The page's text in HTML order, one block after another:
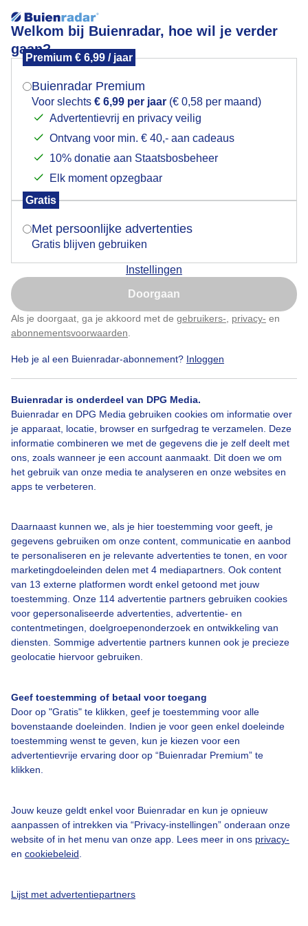
Welkom bij Buienradar, hoe wil je verder
gaan?
Premium € 6,99 / jaar
Buienradar Premium
Voor slechts € 6,99 per jaar (€ 0,58 per maand)
Advertentievrij en privacy veilig
Ontvang voor min. € 40,- aan cadeaus
10% donatie aan Staatsbosbeheer
Elk moment opzegbaar
Gratis
Met persoonlijke advertenties
Gratis blijven gebruiken
Instellingen
Doorgaan
Als je doorgaat, ga je akkoord met de gebruikers- privacy- en
abonnementsvoorwaarden
Heb je al een Buienradar-abonnement? Inloggen
Buienradar is onderdeel van DPG Media.
Buienradar en DPG Media gebruiken cookies om informatie over
je apparaat, locatie, browser en surfgedrag te verzamelen. Deze
informatie combineren we met de gegevens die je zelf deelt met
ons, zoals wanneer je een account aanmaakt. Dit doen we om
het gebruik van onze media te analyseren en onze websites en
apps te verbeteren.
Daarnaast kunnen we, als je hier toestemming voor geeft, je
gegevens gebruiken om onze content, communicatie en aanbod
te personaliseren en je relevante advertenties te tonen, en voor
marketingdoeleinden delen met 4 mediapartners. Ook content
van 13 externe platformen wordt enkel getoond met jouw
toestemming. Onze 114 advertentie partners gebruiken cookies
voor gepersonaliseerde advertenties, advertentie- en
contentmetingen, doelgroepenonderzoek en ontwikkeling van
diensten. Sommige advertentie partners kunnen ook je precieze
geolocatie hiervoor gebruiken.
Geef toestemming of betaal voor toegang
Door op "Gratis" te klikken, geef je toestemming voor alle
bovenstaande doeleinden. Indien je voor geen enkel doeleinde
toestemming wenst te geven, kun je kiezen voor een
advertentievrije ervaring door op “Buienradar Premium” te
klikken.
Jouw keuze geldt enkel voor Buienradar en kun je opnieuw
aanpassen of intrekken via “Privacy-instellingen” onderaan onze
website of in het menu van onze app. Lees meer in ons privacy-
en cookiebeleid
Lijst met advertentiepartners
Beetje wind en beetje zon
Leer fris
Zon Wolken Wind
Bekijk slideshow
Een moment geduld aub...
Bedrijfsgegevens
Veelgestelde vragen
Contact
Adverteren
Buienradar Team
Cookie beleid
Mogen we je locatie gebruiken voor het
Indien je hier nog geen akkoord op hebt gegeven,
verschijnt er zo een pop-up uit je browser waarin
Is goed, toon de popup
Nu niet, misschien later
Klik hierom dit aan te passen